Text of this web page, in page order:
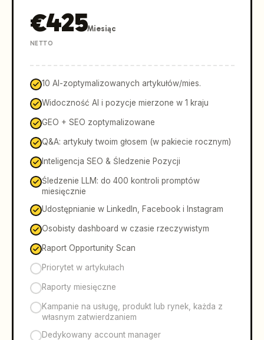
€425Miesiąc
NETTO
10 AI-zoptymalizowanych artykułów/mies.
Widoczność AI i pozycje mierzone w 1 kraju
GEO + SEO zoptymalizowane
Q&A: artykuły twoim głosem (w pakiecie rocznym)
Inteligencja SEO & Śledzenie Pozycji
Śledzenie LLM: do 400 kontroli promptów
miesięcznie
Udostępnianie w LinkedIn, Facebook i Instagram
Osobisty dashboard w czasie rzeczywistym
Raport Opportunity Scan
Priorytet w artykułach
Raporty miesięczne
Kampanie na usługę, produkt lub rynek, każda z
własnym zatwierdzaniem
Dedykowany account manager